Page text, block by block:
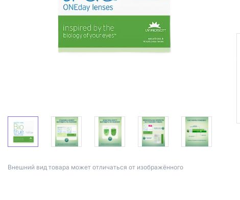
Bнешний вид товара может отличаться от изображённого